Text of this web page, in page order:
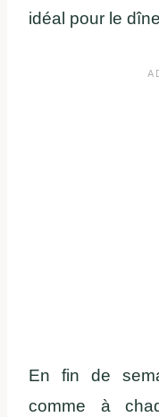
idéal pour le
En fin de
comme à